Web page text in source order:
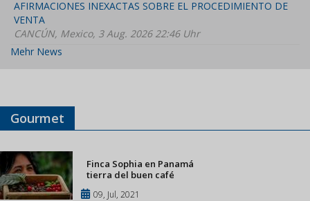
AFIRMACIONES INEXACTAS SOBRE EL PROCEDIMIENTO DE
VENTA
CANCÚN, Mexico, 3 Aug. 2026 22:46 Uhr
Mehr News
Gourmet
Finca Sophia en Panamá
tierra del buen café
09, Jul, 2021